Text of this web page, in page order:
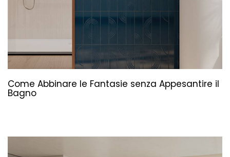
Come Abbinare le Fantasie senza Appesantire il
Bagno